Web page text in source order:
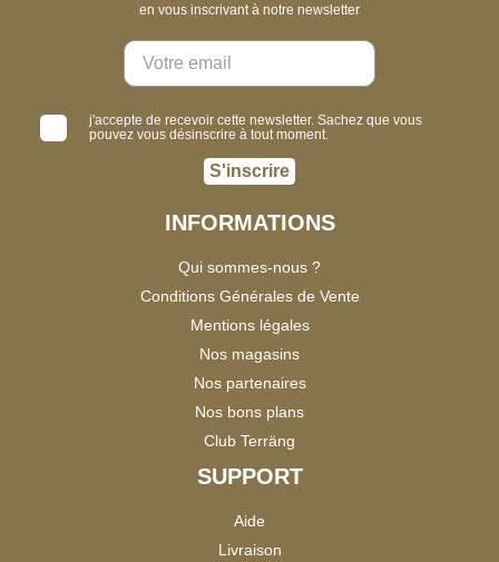
en vous inscrivant à notre newsletter
j'accepte de recevoir cette newsletter. Sachez que vous
pouvez vous désinscrire à tout moment.
S'inscrire
INFORMATIONS
Qui sommes-nous ?
Conditions Générales de Vente
Mentions légales
Nos magasins
Nos partenaires
Nos bons plans
Club Terräng
SUPPORT
Aide
Livraison